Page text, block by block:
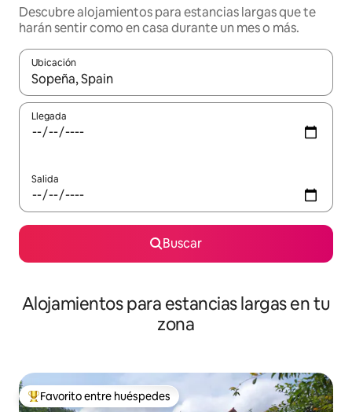
Descubre alojamientos para estancias largas que te
harán sentir como en casa durante un mes o más.
Ubicación
Cuando los resultados estén disponibles, podrás navegar
Llegada
Salida
Buscar
Alojamientos para estancias largas en tu
zona
De los mejores en Favorito entre huéspedes
Favorito entre huéspedes